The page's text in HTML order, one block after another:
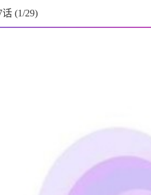
话 (1/29)